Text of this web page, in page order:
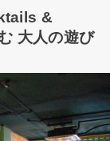
&
大人の遊び